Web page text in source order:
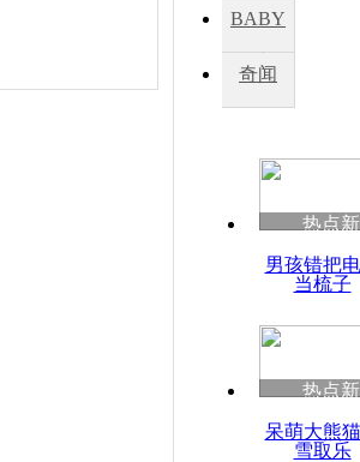
BABY
秀
奇闻
热点
男孩错把
当梳子
热点
呆萌大熊
雪取乐